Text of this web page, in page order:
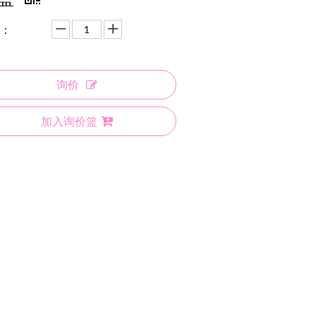
询价
加入询价篮